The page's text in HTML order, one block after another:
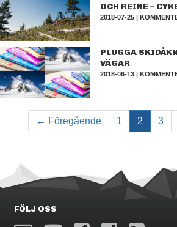
OCH REINE –
2018-07-25 |
PLUGGA
VÄGAR
2018-06-13 |
← Föregående 1 2 3
FÖLJ OSS